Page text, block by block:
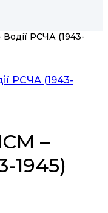
Водії РСЧА (1943-
–
1945)